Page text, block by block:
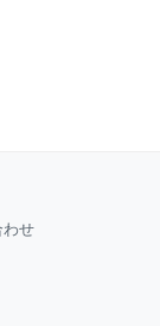
わせ